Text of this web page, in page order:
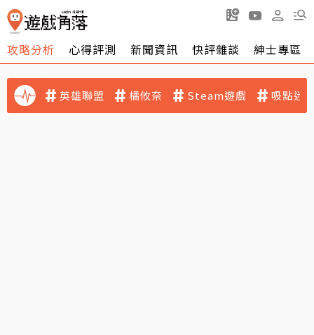
攻略分析 心得評測 新聞資訊 快評雜談 紳士專區
英雄聯盟 橘攸奈 Steam遊戲 吸點迷